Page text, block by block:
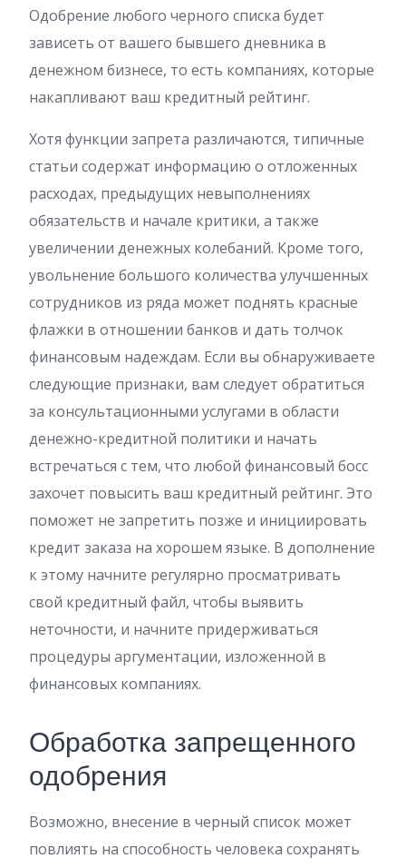
Одобрение любого черного списка будет
зависеть от вашего бывшего дневника в
денежном бизнесе, то есть компаниях, которые
накапливают ваш кредитный рейтинг.
Хотя функции запрета различаются, типичные
статьи содержат информацию о отложенных
расходах, предыдущих невыполнениях
обязательств и начале критики, а также
увеличении денежных колебаний. Кроме того,
увольнение большого количества улучшенных
сотрудников из ряда может поднять красные
флажки в отношении банков и дать толчок
финансовым надеждам. Если вы обнаруживаете
следующие признаки, вам следует обратиться
за консультационными услугами в области
денежно-кредитной политики и начать
встречаться с тем, что любой финансовый босс
захочет повысить ваш кредитный рейтинг. Это
поможет не запретить позже и инициировать
кредит заказа на хорошем языке. В дополнение
к этому начните регулярно просматривать
свой кредитный файл, чтобы выявить
неточности, и начните придерживаться
процедуры аргументации, изложенной в
финансовых компаниях.
Обработка запрещенного
одобрения
Возможно, внесение в черный список может
повлиять на способность человека сохранять